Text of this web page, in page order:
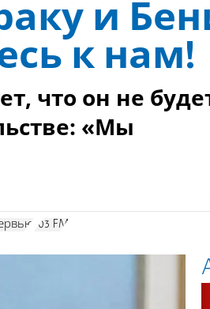
и
к нам!
что он не
«Мы
103 FM